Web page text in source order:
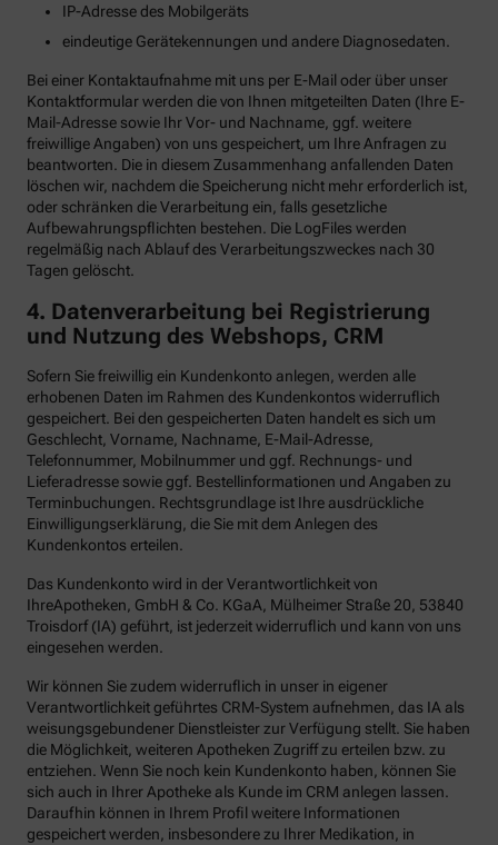
IP-Adresse des Mobilgeräts
eindeutige Gerätekennungen und andere Diagnosedaten.
Bei einer Kontaktaufnahme mit uns per E-Mail oder über unser
Kontaktformular werden die von Ihnen mitgeteilten Daten (Ihre E-
Mail-Adresse sowie Ihr Vor- und Nachname, ggf. weitere
freiwillige Angaben) von uns gespeichert, um Ihre Anfragen zu
beantworten. Die in diesem Zusammenhang anfallenden Daten
löschen wir, nachdem die Speicherung nicht mehr erforderlich ist,
oder schränken die Verarbeitung ein, falls gesetzliche
Aufbewahrungspflichten bestehen. Die LogFiles werden
regelmäßig nach Ablauf des Verarbeitungszweckes nach 30
Tagen gelöscht.
4. Datenverarbeitung bei Registrierung
und Nutzung des Webshops, CRM
Sofern Sie freiwillig ein Kundenkonto anlegen, werden alle
erhobenen Daten im Rahmen des Kundenkontos widerruflich
gespeichert. Bei den gespeicherten Daten handelt es sich um
Geschlecht, Vorname, Nachname, E-Mail-Adresse,
Telefonnummer, Mobilnummer und ggf. Rechnungs- und
Lieferadresse sowie ggf. Bestellinformationen und Angaben zu
Terminbuchungen. Rechtsgrundlage ist Ihre ausdrückliche
Einwilligungserklärung, die Sie mit dem Anlegen des
Kundenkontos erteilen.
Das Kundenkonto wird in der Verantwortlichkeit von
IhreApotheken, GmbH & Co. KGaA, Mülheimer Straße 20, 53840
Troisdorf (IA) geführt, ist jederzeit widerruflich und kann von uns
eingesehen werden.
Wir können Sie zudem widerruflich in unser in eigener
Verantwortlichkeit geführtes CRM-System aufnehmen, das IA als
weisungsgebundener Dienstleister zur Verfügung stellt. Sie haben
die Möglichkeit, weiteren Apotheken Zugriff zu erteilen bzw. zu
entziehen. Wenn Sie noch kein Kundenkonto haben, können Sie
sich auch in Ihrer Apotheke als Kunde im CRM anlegen lassen.
Daraufhin können in Ihrem Profil weitere Informationen
gespeichert werden, insbesondere zu Ihrer Medikation, in